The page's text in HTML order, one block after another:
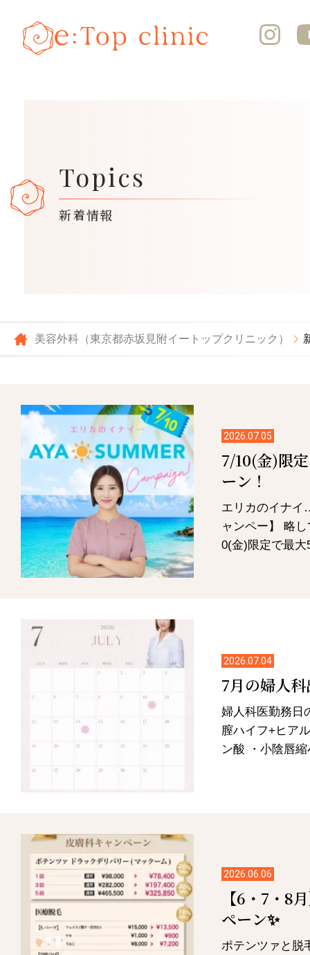
新着情報
Topics
美容外科（東京都赤坂見附イートップクリニック）
2026.07.05
7/10(金)限
ーン！
エリカのイナ
ャンペー】 略
0(金)限定で最
2026.07.04
7月の婦人
婦人科医勤務日
膣ハイフ+ヒア
ン酸 ・小陰唇
2026.06.06
【6・7・8
ペーン✨
ポテンツァと脱